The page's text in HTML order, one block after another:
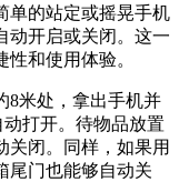
单的站定或摇晃手机
动开启或关闭。这一
和使用体验。
8米处，拿出手机并
打开。待物品放置
关闭。同样，如果用
尾门也能够自动关